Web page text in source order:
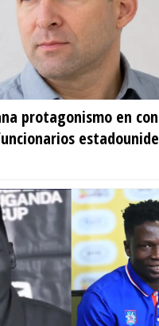
protagonismo en